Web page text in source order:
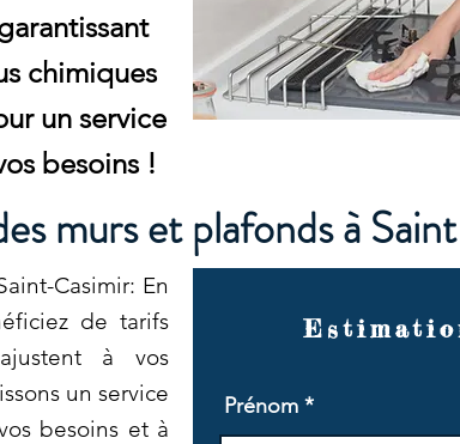
chimiques
un service
besoins !
murs et plafonds à
Casimir: En
de tarifs
à vos
un service
besoins et à
Prénom